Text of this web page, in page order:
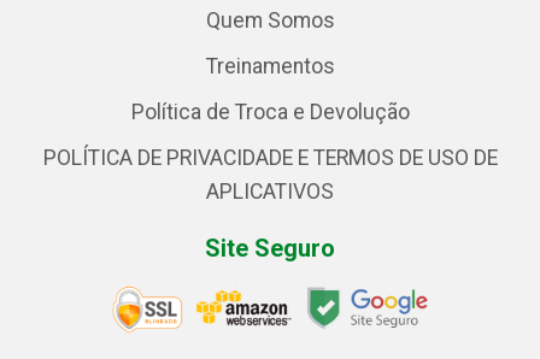
Quem Somos
Treinamentos
Política de Troca e Devolução
POLÍTICA DE PRIVACIDADE E TERMOS DE USO DE
APLICATIVOS
Site Seguro